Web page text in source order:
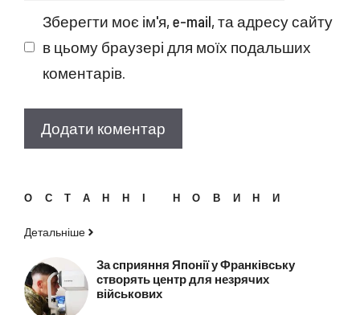
Зберегти моє ім'я, e-mail, та адресу сайту
в цьому браузері для моїх подальших
коментарів.
ОСТАННІ НОВИНИ
Детальніше
За сприяння Японії у Франківську
створять центр для незрячих
військових